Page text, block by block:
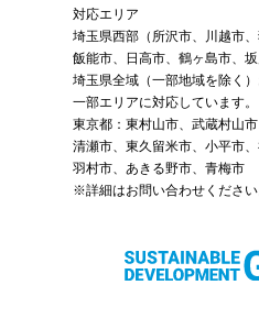
対応エリア
埼玉県西部（ 所沢市、 川越市
飯能市、日高市、鶴ヶ島市、坂
埼玉県全域（一部地域を除く
一部エリアに対応しています。
東京都：東村山市、武蔵村山市
清瀬市、東久留米市、小平市、
羽村市、あきる野市、青梅市
※詳細はお問い合わせください